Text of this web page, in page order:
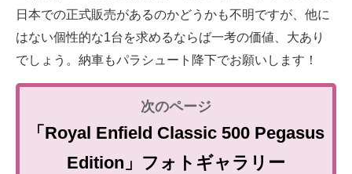
日本での正式販売があるのかどうかも不明ですが、他に
はない個性的な1台を求めるならば一考の価値、大あり
でしょう。納車もパラシュート降下でお願いします！
「Royal Enfield Classic 500 Pegasus
Edition」フォトギャラリー